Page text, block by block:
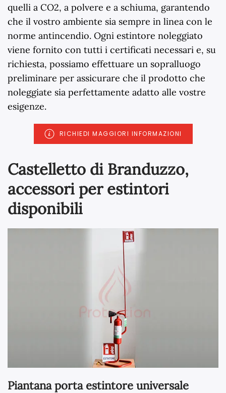
quelli a CO2, a polvere e a schiuma, garantendo
che il vostro ambiente sia sempre in linea con le
norme antincendio. Ogni estintore noleggiato
viene fornito con tutti i certificati necessari e, su
richiesta, possiamo effettuare un sopralluogo
preliminare per assicurare che il prodotto che
noleggiate sia perfettamente adatto alle vostre
esigenze.
RICHIEDI MAGGIORI INFORMAZIONI
Castelletto di Branduzzo,
accessori per estintori
disponibili
Piantana porta estintore universale